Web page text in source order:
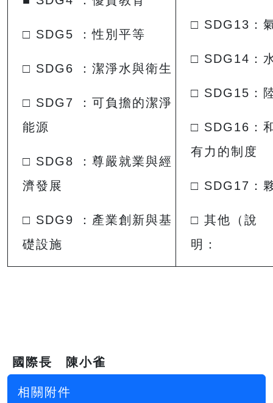
□ SDG5 ：性別平等
□ SDG6 ：潔淨水與衛生
□ SDG7 ：可負擔的潔淨
能源
□ SDG8 ：尊嚴就業與經
濟發展
□ SDG9 ：產業創新與基
礎設施
□ SDG13：
□ SDG14：
□ SDG15：
□ SDG16：
有力的制度
□ SDG17：
□ 其他（說
明：
國際長 陳小雀
相關附件